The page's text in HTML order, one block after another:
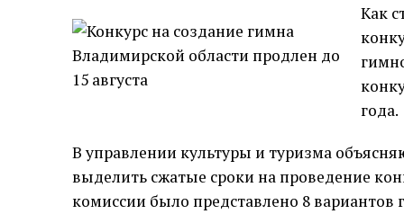
Как
года.
В управлении культуры и туризма
выделить сжатые сроки на проведение
комиссии было представлено 8